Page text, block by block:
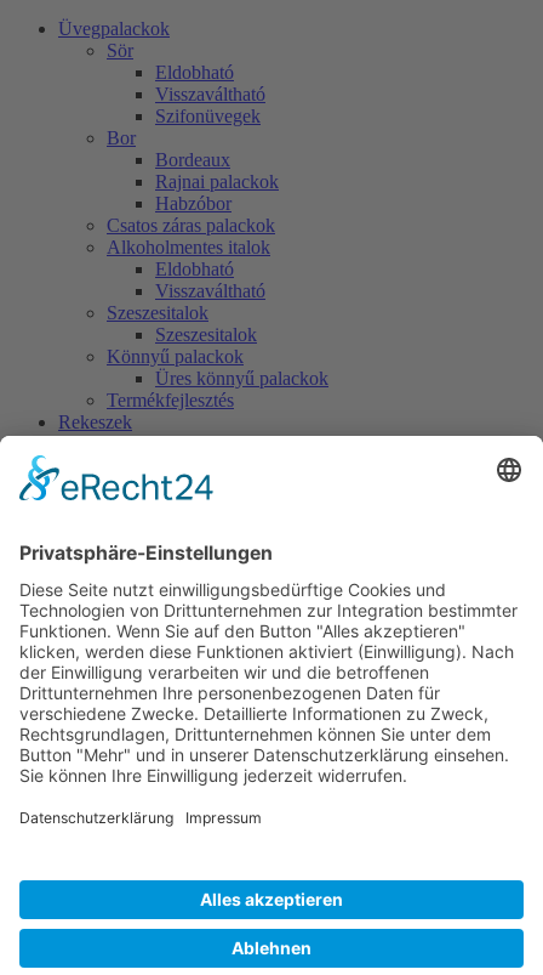
Üvegpalackok
Sör
Eldobható
Visszaváltható
Szifonüvegek
Bor
Bordeaux
Rajnai palackok
Habzóbor
Csatos záras palackok
Alkoholmentes italok
Eldobható
Visszaváltható
Szeszesitalok
Szeszesitalok
Könnyű palackok
Üres könnyű palackok
Termékfejlesztés
Rekeszek
330ml
Fa
Csatos zár
Csavaros zárak
Koronazárak
Dugók
Vinolok
Szolgáltatások
Nyomtatás
Fejlesztés
Szolgáltatásaink
Referencia
Kapcsolat
Kapcsolattartó személy
Elérhetőség
Kontakt